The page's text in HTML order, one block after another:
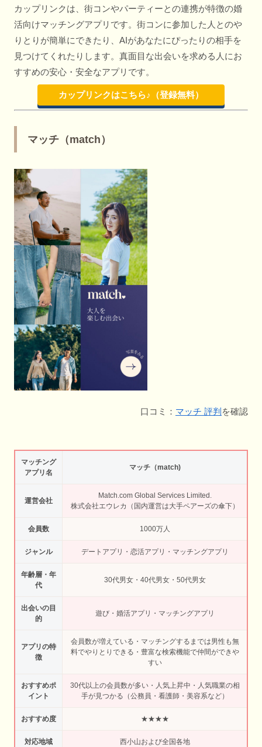
カップリンクは、街コンやパーティーとの連携が特徴の婚
活向けマッチングアプリです。街コンに参加した人とのや
りとりが簡単にできたり、AIがあなたにぴったりの相手を
見つけてくれたりします。真面目な出会いを求める人にお
すすめの安心・安全なアプリです。
カップリンクはこちら♪（登録無料）
マッチ（match）
口コミ： マッチ 評判 を確認
マッチング
アプリ名
マッチ（match)
運営会社
Match.com Global Services Limited.
株式会社エウレカ（国内運営は大手ペアーズの傘下）
会員数 1000万人
ジャンル デートアプリ・恋活アプリ・マッチングアプリ
年齢層・年
代
30代男女・40代男女・50代男女
出会いの目
的
遊び・婚活アプリ・マッチングアプリ
アプリの特
徴
会員数が増えている・マッチングするまでは男性も無
料でやりとりできる・豊富な検索機能で仲間ができや
すい
おすすめポ
イント
30代以上の会員数が多い・人気上昇中・人気職業の相
手が見つかる（公務員・看護師・美容系など）
おすすめ度 ★★★★
対応地域 西小山および全国各地